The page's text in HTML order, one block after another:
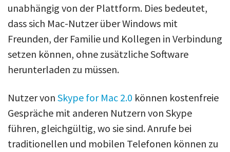
unabhängig von der Plattform. Dies bedeutet,
dass sich Mac-Nutzer über Windows mit
Freunden, der Familie und Kollegen in Verbindung
setzen können, ohne zusätzliche Software
herunterladen zu müssen.
Nutzer von Skype for Mac 2.0 können kostenfreie
Gespräche mit anderen Nutzern von Skype
führen, gleichgültig, wo sie sind. Anrufe bei
traditionellen und mobilen Telefonen können zu